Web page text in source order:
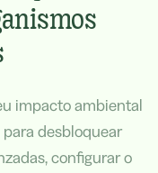
impacto ambiental
desbloquear
configurar o